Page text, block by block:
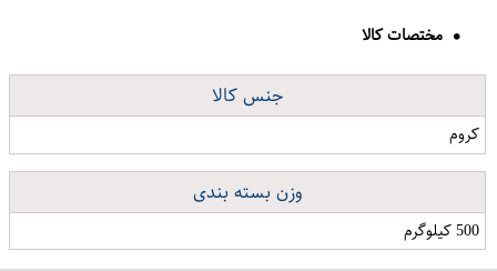
مختصات کالا
جنس کالا
کروم
وزن بسته بندی
500 کیلوگرم